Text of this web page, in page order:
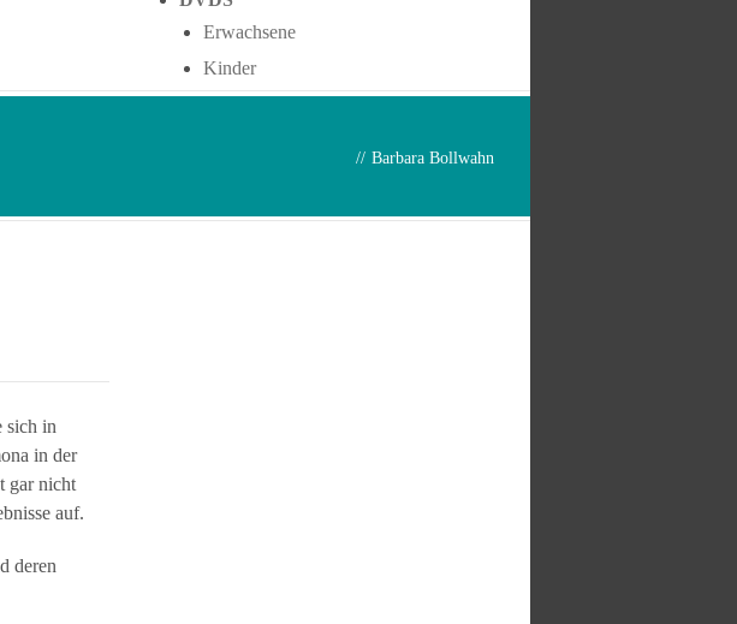
Erwachsene
Kinder
// Barbara Bollwahn
sich in
in der
gar nicht
auf.
deren